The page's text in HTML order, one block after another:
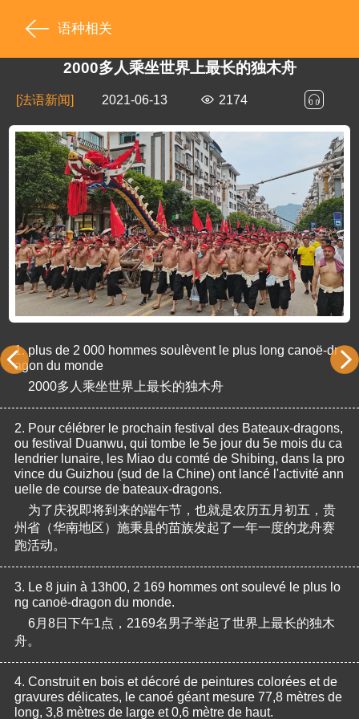
语种相关
2000多人乘坐世界上最长的独木舟
[法语新闻] 2021-06-13 2174
1. plus de 2 000 hommes soulèvent le plus long canoë-dr
agon du monde
2000多人乘坐世界上最长的独木舟
2. Pour célébrer le prochain festival des Bateaux-dragons,
ou festival Duanwu, qui tombe le 5e jour du 5e mois du ca
lendrier lunaire, les Miao du comté de Shibing, dans la pro
vince du Guizhou (sud de la Chine) ont lancé l'activité ann
uelle de course de bateaux-dragons.
为了庆祝即将到来的端午节，也就是农历五月初五，贵
州省（华南地区）施秉县的苗族发起了一年一度的龙舟赛
跑活动。
3. Le 8 juin à 13h00, 2 169 hommes ont soulevé le plus lo
ng canoë-dragon du monde.
6月8日下午1点，2169名男子举起了世界上最长的独木
舟。
4. Construit en bois et décoré de peintures colorées et de
gravures délicates, le canoé géant mesure 77,8 mètres de
long, 3,8 mètres de large et 0,6 mètre de haut.